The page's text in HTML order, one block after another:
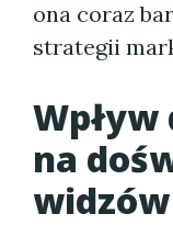
ona coraz
strategii
Wpływ
na
widzów